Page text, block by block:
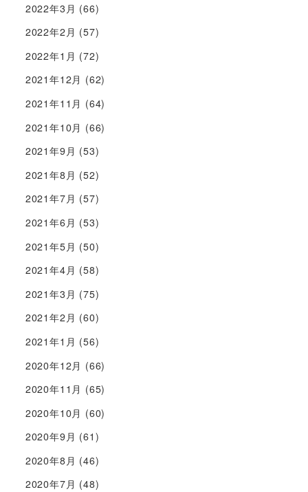
2022年3月 (66)
2022年2月 (57)
2022年1月 (72)
2021年12月 (62)
2021年11月 (64)
2021年10月 (66)
2021年9月 (53)
2021年8月 (52)
2021年7月 (57)
2021年6月 (53)
2021年5月 (50)
2021年4月 (58)
2021年3月 (75)
2021年2月 (60)
2021年1月 (56)
2020年12月 (66)
2020年11月 (65)
2020年10月 (60)
2020年9月 (61)
2020年8月 (46)
2020年7月 (48)